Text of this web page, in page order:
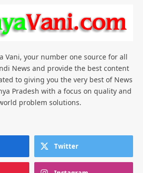
Vani, your number one source for all
News and provide the best content
to giving you the very best of News
Pradesh with a focus on quality and
problem solutions.
Twitter